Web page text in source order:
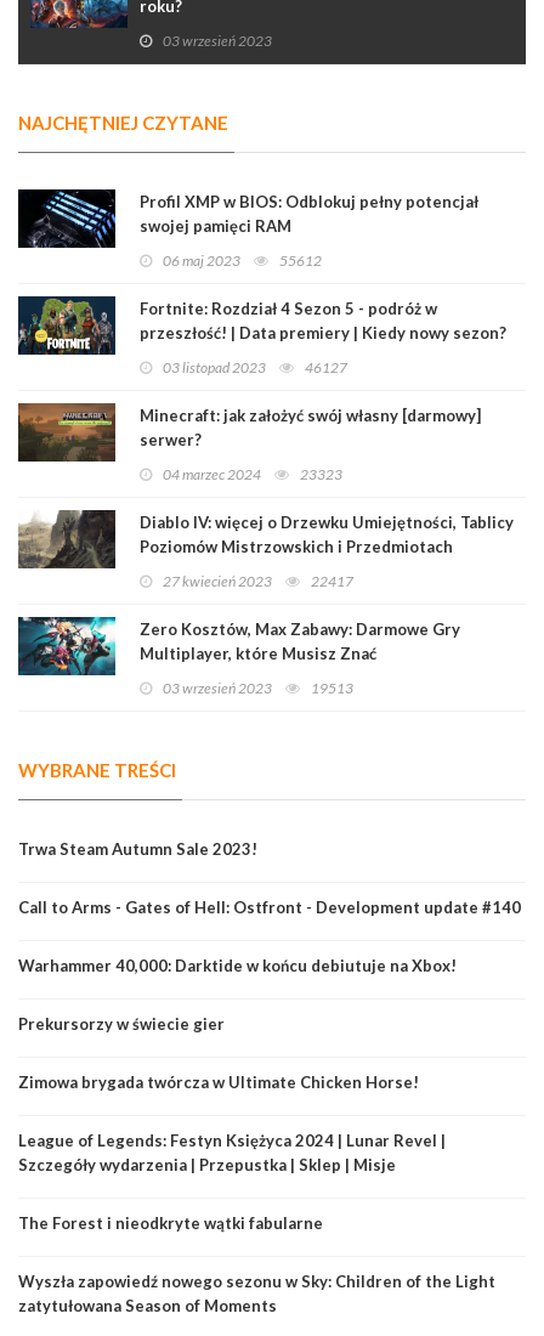
roku?
03 wrzesień 2023
NAJCHĘTNIEJ CZYTANE
Profil XMP w BIOS: Odblokuj pełny potencjał
swojej pamięci RAM
06 maj 2023 55612
Fortnite: Rozdział 4 Sezon 5 - podróż w
przeszłość! | Data premiery | Kiedy nowy sezon?
03 listopad 2023 46127
Minecraft: jak założyć swój własny [darmowy]
serwer?
04 marzec 2024 23323
Diablo IV: więcej o Drzewku Umiejętności, Tablicy
Poziomów Mistrzowskich i Przedmiotach
27 kwiecień 2023 22417
Zero Kosztów, Max Zabawy: Darmowe Gry
Multiplayer, które Musisz Znać
03 wrzesień 2023 19513
WYBRANE TREŚCI
Trwa Steam Autumn Sale 2023!
Call to Arms - Gates of Hell: Ostfront - Development update #140
Warhammer 40,000: Darktide w końcu debiutuje na Xbox!
Prekursorzy w świecie gier
Zimowa brygada twórcza w Ultimate Chicken Horse!
League of Legends: Festyn Księżyca 2024 | Lunar Revel |
Szczegóły wydarzenia | Przepustka | Sklep | Misje
The Forest i nieodkryte wątki fabularne
Wyszła zapowiedź nowego sezonu w Sky: Children of the Light
zatytułowana Season of Moments